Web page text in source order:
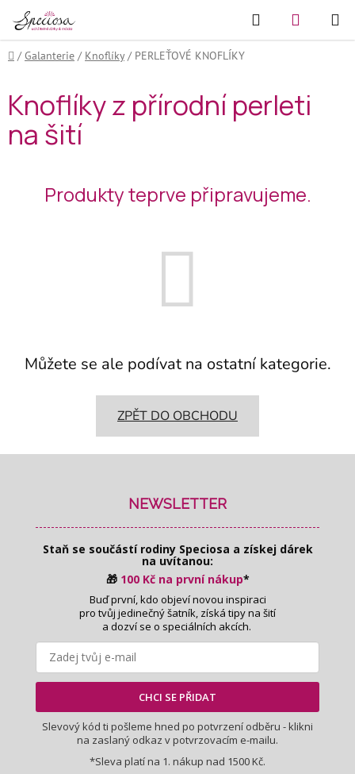
obsah
Hledat
KOŠÍK
Domů
/ Galanterie / Knoflíky / PERLEŤOVÉ KNOFLÍKY
Knoflíky z přírodní perleti
na šití
Produkty teprve připravujeme.
Můžete se ale podívat na ostatní kategorie.
ZPĚT DO OBCHODU
Z
NEWSLETTER
Staň se součástí rodiny Speciosa a získej dárek
na uvítanou:
🎁 100 Kč na první nákup*
Buď první, kdo objeví novou inspiraci
pro tvůj jedinečný šatník, získá tipy na šití
a dozví se o speciálních akcích.
CHCI SE PŘIDAT
Slevový kód ti pošleme hned po potvrzení odběru - klikni
na zaslaný odkaz v potvrzovacím e-mailu.
*Sleva platí na 1. nákup nad 1500 Kč.